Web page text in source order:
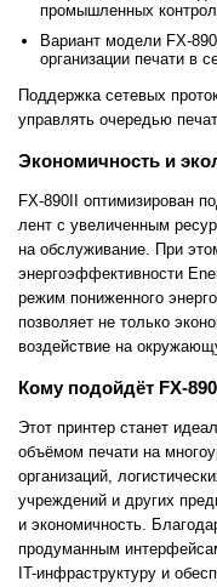
промышленных
Вариант модели FX-
организации печати в
Поддержка сетевых
управлять очередью
Экономичность и
FX-890II оптимизирован
лент с увеличенным
на обслуживание. При
энергоэффективности
режим пониженного
позволяет не только
воздействие на
Кому подойдёт FX-
Этот принтер станет
объёмом печати на
организаций,
учреждений и других
и экономичность.
продуманным
IT-инфраструктуру и